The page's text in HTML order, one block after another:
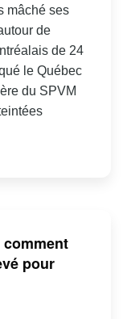
mâché ses
de
de 24
le Québec
du SPVM
pour